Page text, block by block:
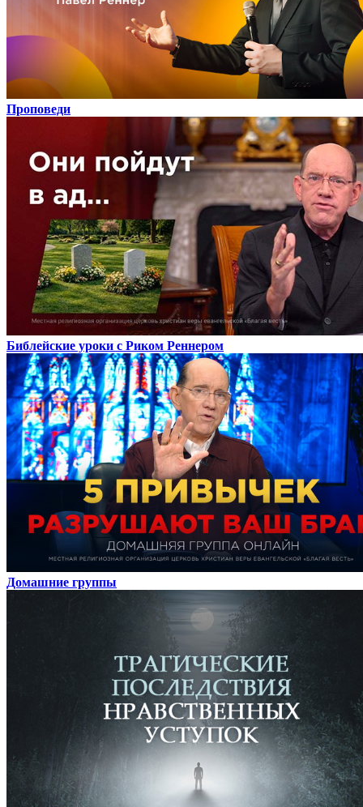
Проповеди
Библейские уроки с Риком Реннером
Домашние группы